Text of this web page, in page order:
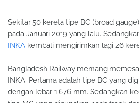
Sekitar 50 kereta tipe BG (broad
pada Januari 2019 yang lalu.
INKA kembali mengirimkan lagi 26
Bangladesh Railway memang
INKA. Pertama adalah tipe BG yang
dengan lebar 1.676 mm. Sedangkan